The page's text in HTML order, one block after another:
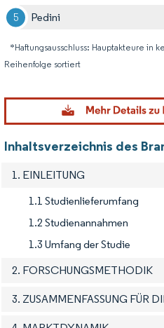
Pedini
*Haftungsausschluss: Hauptakteure in
Reihenfolge sortiert
Inhaltsverzeichnis des
1. EINLEITUNG
1.1 Studienlieferumfang
1.2 Studienannahmen
1.3 Umfang der Studie
2. FORSCHUNGSMETHODIK
3. ZUSAMMENFASSUNG FÜR